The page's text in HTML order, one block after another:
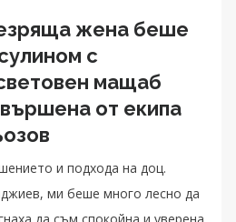
жена беше
с
мащаб
от екипа
и подхода на доц.
ми беше много лесно да